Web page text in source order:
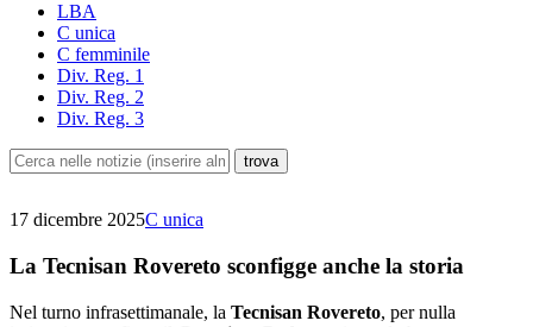
LBA
C unica
C femminile
Div. Reg. 1
Div. Reg. 2
Div. Reg. 3
17 dicembre 2025C unica
La Tecnisan Rovereto sconfigge anche la storia
Nel turno infrasettimanale, la Tecnisan Rovereto, per nulla